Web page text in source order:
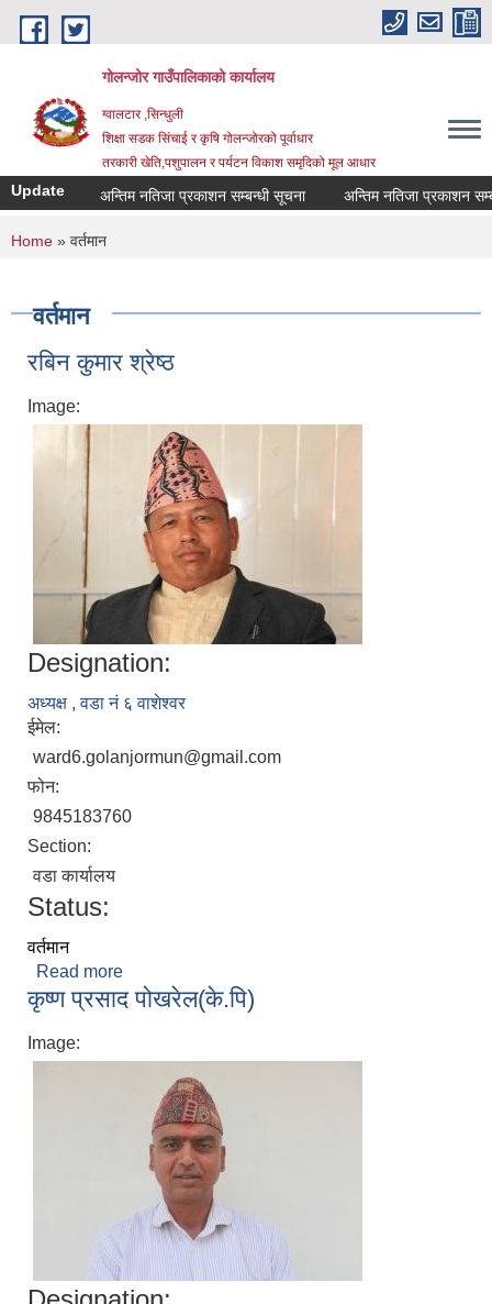
Skip to main content
गोलन्जोर गाउँपालिकाको कार्यालय
ग्वालटार ,सिन्धुली
शिक्षा सडक सिंचाई र कृषि गोलन्जोरको पूर्वाधार
तरकारी खेति,पशुपालन र पर्यटन विकाश समृदिको मूल आधार
Update अन्तिम नतिजा प्रकाशन सम्बन्धी सूचना अन्तिम नतिजा प्रकाशन
You are here
Home » वर्तमान
वर्तमान
रबिन कुमार श्रेष्ठ
Image:
Designation:
अध्यक्ष , वडा नं ६ वाशेश्वर
ईमेल:
ward6.golanjormun@gmail.com
फोन:
9845183760
Section:
वडा कार्यालय
Status:
वर्तमान
Read more
कृष्ण प्रसाद पोखरेल(के.पि)
Image: